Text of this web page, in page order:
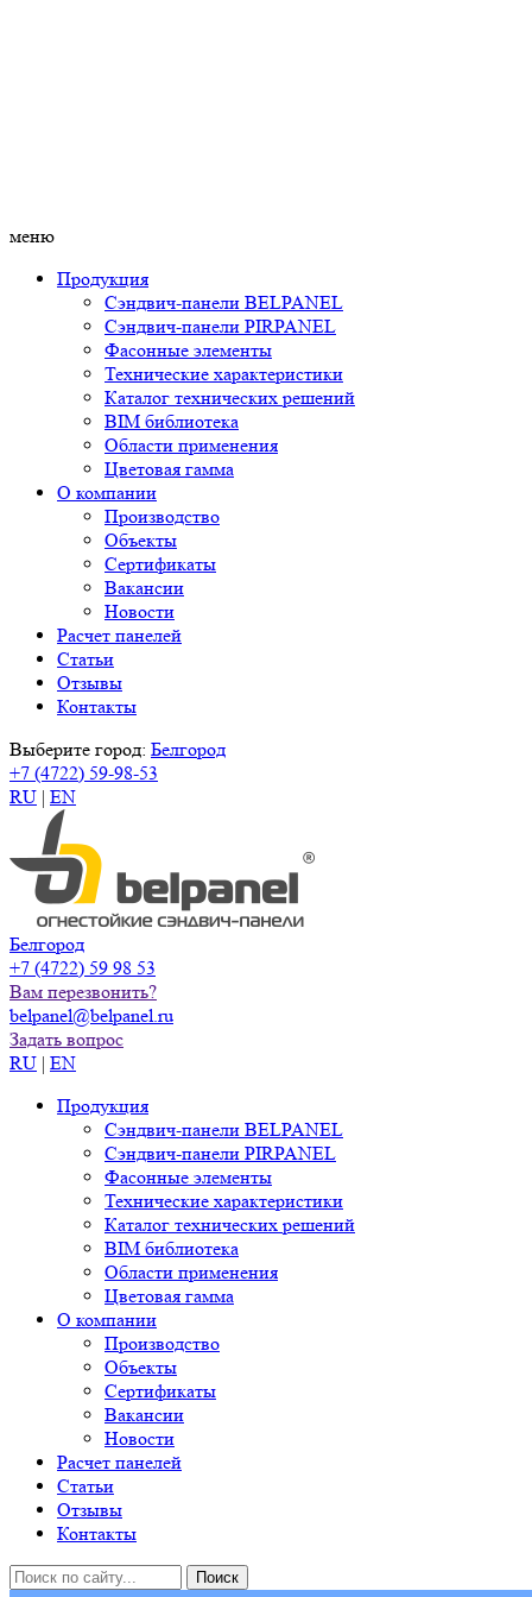
меню
Продукция
Сэндвич-панели BELPANEL
Сэндвич-панели PIRPANEL
Фасонные элементы
Технические характеристики
Каталог технических решений
BIM библиотека
Области применения
Цветовая гамма
О компании
Производство
Объекты
Сертификаты
Вакансии
Новости
Расчет панелей
Статьи
Отзывы
Контакты
Выберите город: Белгород
+7 (4722) 59-98-53
RU | EN
Белгород
+7 (4722) 59 98 53
Вам перезвонить?
belpanel@belpanel.ru
Задать вопрос
RU | EN
Продукция
Сэндвич-панели BELPANEL
Сэндвич-панели PIRPANEL
Фасонные элементы
Технические характеристики
Каталог технических решений
BIM библиотека
Области применения
Цветовая гамма
О компании
Производство
Объекты
Сертификаты
Вакансии
Новости
Расчет панелей
Статьи
Отзывы
Контакты